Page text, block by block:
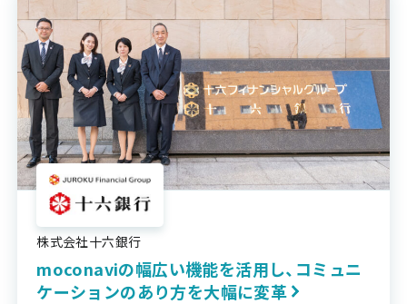
株式会社十六銀行
moconaviの幅広い機能を活用し、コミュニ
ケーションのあり方を大幅に変革